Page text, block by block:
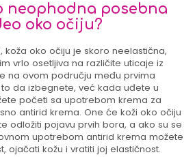
neophodna posebna
oko očiju?
koža oko očiju je skoro neelastična,
vrlo osetljiva na različite uticaje iz
na ovom području među prvima
da izbegnete, već kada uđete u
početi sa upotrebom krema za
antirid krema. One će koži oko očiju
odložiti pojavu prvih bora, a ako su se
upotrebom antirid krema možete
ojačati kožu i vratiti joj elastičnost.